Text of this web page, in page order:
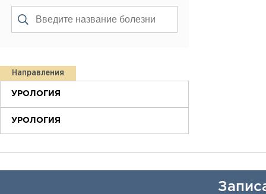
Направления
УРОЛОГИЯ
УРОЛОГИЯ